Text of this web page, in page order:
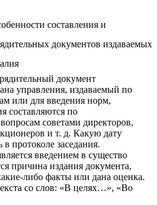
составления и
документов издаваемых
документ
управления, издаваемый по
или для введения норм,
составляются по
советами директоров,
и т. д. Какую дату
в протоколе заседания.
введением в существо
причина издания документа,
либо факты или дана оценка.
со слов: «В целях…», «Во